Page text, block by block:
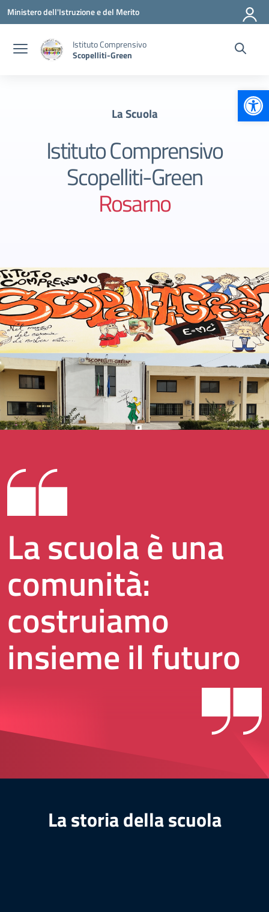
Vai ai contenuti
Vai al menu di navigazione
Vai al footer
Ministero dell'Istruzione e del Merito
Istituto Comprensivo
Scopelliti-Green
La Scuola
Istituto Comprensivo
Scopelliti-Green
Rosarno
La scuola è una
comunità:
costruiamo
insieme il futuro
La storia della scuola